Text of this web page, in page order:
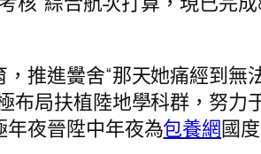
推進黌舍“那天她痛經到無
布局扶植陸地學科群，努力
夜晉陞中年夜為包養網國